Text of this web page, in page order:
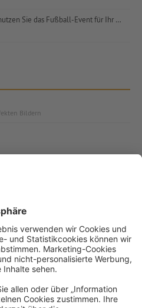
EM-Spielplan 2024 – nutzen Sie das Fußball-Event für Ihr Marketing
Bildern
für jeden Anlass
MAGAZIN